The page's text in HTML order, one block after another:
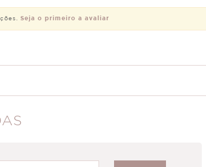
Seja o primeiro a avaliar